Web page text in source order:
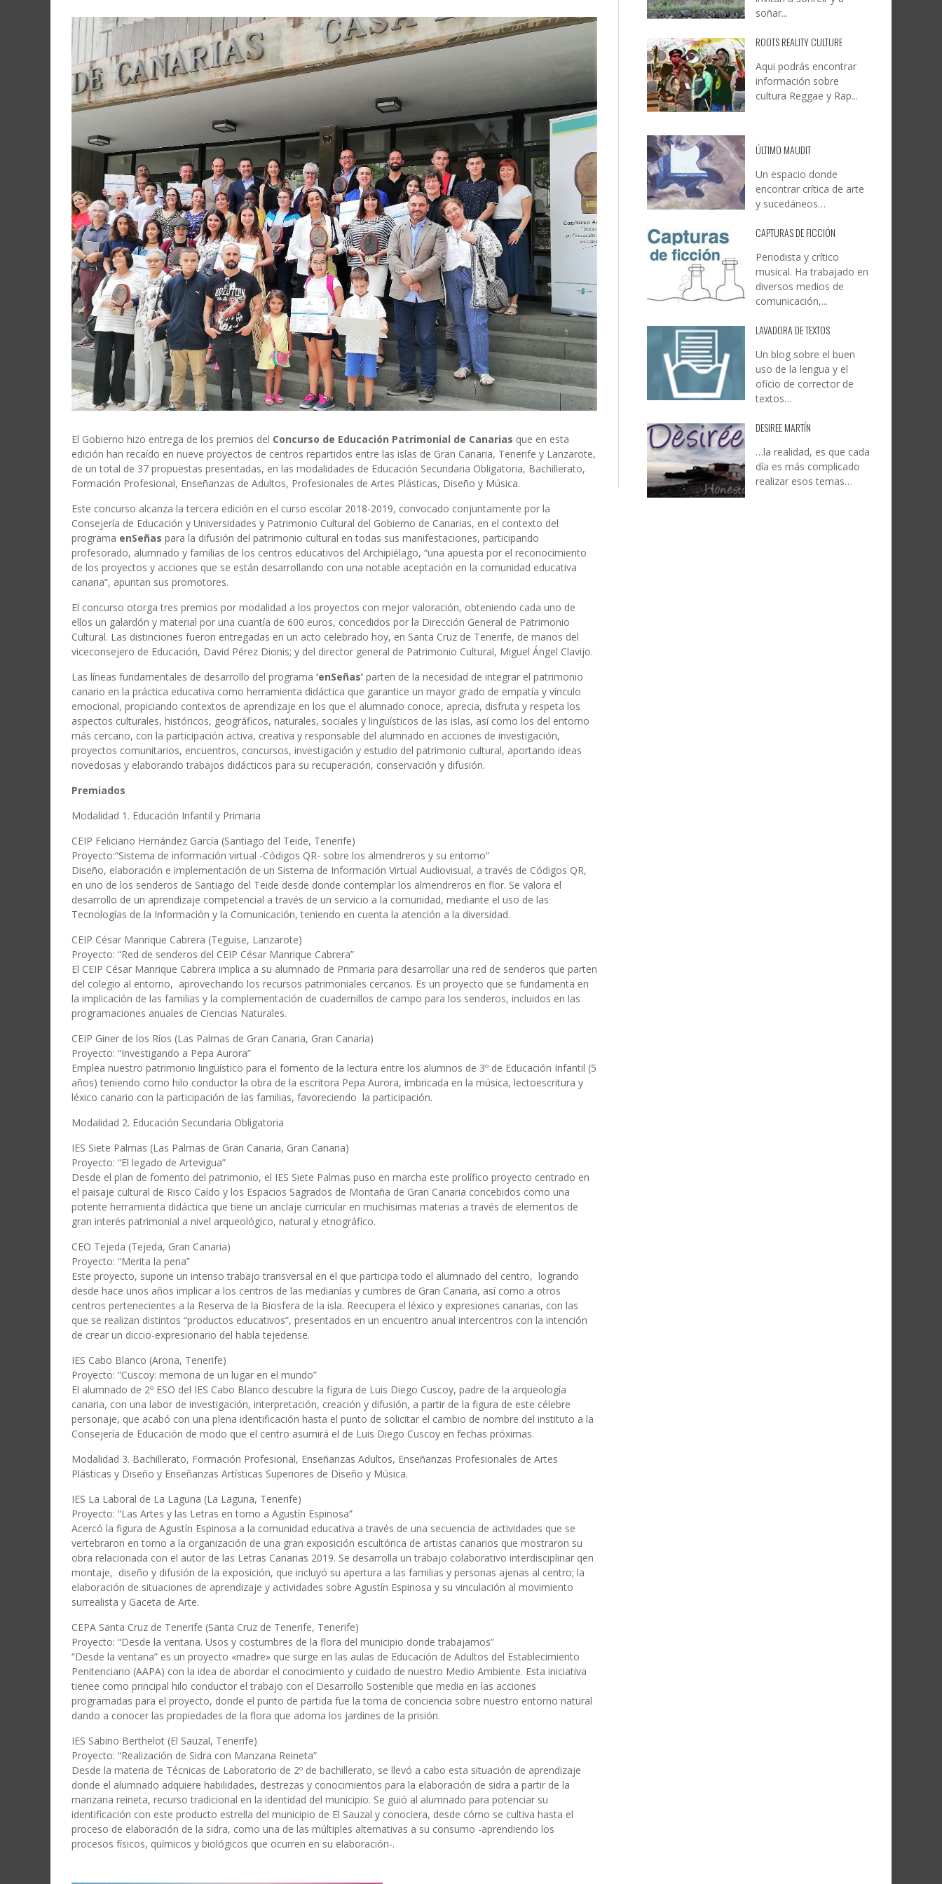
El Gobierno hizo entrega de los premios del Concurso de Educación Patrimonial de Canarias que en esta
edición han recaído en nueve proyectos de centros repartidos entre las islas de Gran Canaria, Tenerife y Lanzarote,
de un total de 37 propuestas presentadas, en las modalidades de Educación Secundaria Obligatoria, Bachillerato,
Formación Profesional, Enseñanzas de Adultos, Profesionales de Artes Plásticas, Diseño y Música.
Este concurso alcanza la tercera edición en el curso escolar 2018-2019, convocado conjuntamente por la
Consejería de Educación y Universidades y Patrimonio Cultural del Gobierno de Canarias, en el contexto del
programa enSeñas para la difusión del patrimonio cultural en todas sus manifestaciones, participando
profesorado, alumnado y familias de los centros educativos del Archipiélago, “una apuesta por el reconocimiento
de los proyectos y acciones que se están desarrollando con una notable aceptación en la comunidad educativa
canaria”, apuntan sus promotores.
El concurso otorga tres premios por modalidad a los proyectos con mejor valoración, obteniendo cada uno de
ellos un galardón y material por una cuantía de 600 euros, concedidos por la Dirección General de Patrimonio
Cultural. Las distinciones fueron entregadas en un acto celebrado hoy, en Santa Cruz de Tenerife, de manos del
viceconsejero de Educación, David Pérez Dionis; y del director general de Patrimonio Cultural, Miguel Ángel Clavijo.
Las líneas fundamentales de desarrollo del programa ‘enSeñas’ parten de la necesidad de integrar el patrimonio
canario en la práctica educativa como herramienta didáctica que garantice un mayor grado de empatía y vínculo
emocional, propiciando contextos de aprendizaje en los que el alumnado conoce, aprecia, disfruta y respeta los
aspectos culturales, históricos, geográficos, naturales, sociales y lingüísticos de las islas, así como los del entorno
más cercano, con la participación activa, creativa y responsable del alumnado en acciones de investigación,
proyectos comunitarios, encuentros, concursos, investigación y estudio del patrimonio cultural, aportando ideas
novedosas y elaborando trabajos didácticos para su recuperación, conservación y difusión.
Premiados
Modalidad 1. Educación Infantil y Primaria
CEIP Feliciano Hernández García (Santiago del Teide, Tenerife)
Proyecto:“Sistema de información virtual -Códigos QR- sobre los almendreros y su entorno”
Diseño, elaboración e implementación de un Sistema de Información Virtual Audiovisual, a través de Códigos QR,
en uno de los senderos de Santiago del Teide desde donde contemplar los almendreros en flor. Se valora el
desarrollo de un aprendizaje competencial a través de un servicio a la comunidad, mediante el uso de las
Tecnologías de la Información y la Comunicación, teniendo en cuenta la atención a la diversidad.
CEIP César Manrique Cabrera (Teguise, Lanzarote)
Proyecto: “Red de senderos del CEIP César Manrique Cabrera”
El CEIP César Manrique Cabrera implica a su alumnado de Primaria para desarrollar una red de senderos que parten
del colegio al entorno, aprovechando los recursos patrimoniales cercanos. Es un proyecto que se fundamenta en
la implicación de las familias y la complementación de cuadernillos de campo para los senderos, incluidos en las
programaciones anuales de Ciencias Naturales.
CEIP Giner de los Ríos (Las Palmas de Gran Canaria, Gran Canaria)
Proyecto: “Investigando a Pepa Aurora”
Emplea nuestro patrimonio lingüístico para el fomento de la lectura entre los alumnos de 3º de Educación Infantil (5
años) teniendo como hilo conductor la obra de la escritora Pepa Aurora, imbricada en la música, lectoescritura y
léxico canario con la participación de las familias, favoreciendo la participación.
Modalidad 2. Educación Secundaria Obligatoria
IES Siete Palmas (Las Palmas de Gran Canaria, Gran Canaria)
Proyecto: “El legado de Artevigua”
Desde el plan de fomento del patrimonio, el IES Siete Palmas puso en marcha este prolífico proyecto centrado en
el paisaje cultural de Risco Caído y los Espacios Sagrados de Montaña de Gran Canaria concebidos como una
potente herramienta didáctica que tiene un anclaje curricular en muchísimas materias a través de elementos de
gran interés patrimonial a nivel arqueológico, natural y etnográfico.
CEO Tejeda (Tejeda, Gran Canaria)
Proyecto: “Merita la pena”
Este proyecto, supone un intenso trabajo transversal en el que participa todo el alumnado del centro, logrando
desde hace unos años implicar a los centros de las medianías y cumbres de Gran Canaria, así como a otros
centros pertenecientes a la Reserva de la Biosfera de la isla. Reecupera el léxico y expresiones canarias, con las
que se realizan distintos “productos educativos”, presentados en un encuentro anual intercentros con la intención
de crear un diccio-expresionario del habla tejedense.
IES Cabo Blanco (Arona, Tenerife)
Proyecto: “Cuscoy: memoria de un lugar en el mundo”
El alumnado de 2º ESO del IES Cabo Blanco descubre la figura de Luis Diego Cuscoy, padre de la arqueología
canaria, con una labor de investigación, interpretación, creación y difusión, a partir de la figura de este célebre
personaje, que acabó con una plena identificación hasta el punto de solicitar el cambio de nombre del instituto a la
Consejería de Educación de modo que el centro asumirá el de Luis Diego Cuscoy en fechas próximas.
Modalidad 3. Bachillerato, Formación Profesional, Enseñanzas Adultos, Enseñanzas Profesionales de Artes
Plásticas y Diseño y Enseñanzas Artísticas Superiores de Diseño y Música.
IES La Laboral de La Laguna (La Laguna, Tenerife)
Proyecto: “Las Artes y las Letras en torno a Agustín Espinosa”
Acercó la figura de Agustín Espinosa a la comunidad educativa a través de una secuencia de actividades que se
vertebraron en torno a la organización de una gran exposición escultórica de artistas canarios que mostraron su
obra relacionada con el autor de las Letras Canarias 2019. Se desarrolla un trabajo colaborativo interdisciplinar qen
montaje, diseño y difusión de la exposición, que incluyó su apertura a las familias y personas ajenas al centro; la
elaboración de situaciones de aprendizaje y actividades sobre Agustín Espinosa y su vinculación al movimiento
surrealista y Gaceta de Arte.
CEPA Santa Cruz de Tenerife (Santa Cruz de Tenerife, Tenerife)
Proyecto: “Desde la ventana. Usos y costumbres de la flora del municipio donde trabajamos”
“Desde la ventana” es un proyecto «madre» que surge en las aulas de Educación de Adultos del Establecimiento
Penitenciario (AAPA) con la idea de abordar el conocimiento y cuidado de nuestro Medio Ambiente. Esta iniciativa
tienee como principal hilo conductor el trabajo con el Desarrollo Sostenible que media en las acciones
programadas para el proyecto, donde el punto de partida fue la toma de conciencia sobre nuestro entorno natural
dando a conocer las propiedades de la flora que adorna los jardines de la prisión.
IES Sabino Berthelot (El Sauzal, Tenerife)
Proyecto: “Realización de Sidra con Manzana Reineta”
Desde la materia de Técnicas de Laboratorio de 2º de bachillerato, se llevó a cabo esta situación de aprendizaje
donde el alumnado adquiere habilidades, destrezas y conocimientos para la elaboración de sidra a partir de la
manzana reineta, recurso tradicional en la identidad del municipio. Se guió al alumnado para potenciar su
identificación con este producto estrella del municipio de El Sauzal y conociera, desde cómo se cultiva hasta el
proceso de elaboración de la sidra, como una de las múltiples alternativas a su consumo -aprendiendo los
procesos físicos, químicos y biológicos que ocurren en su elaboración-.
soñar...
ROOTS REALITY CULTURE
Aqui podrás encontrar
información sobre
cultura Reggae y Rap...
ÚLTIMO MAUDIT
Un espacio donde
encontrar crítica de arte
y sucedáneos…
CAPTURAS DE FICCIÓN
Periodista y crítico
musical. Ha trabajado en
diversos medios de
comunicación,...
LAVADORA DE TEXTOS
Un blog sobre el buen
uso de la lengua y el
oficio de corrector de
textos…
DESIREE MARTÍN
…la realidad, es que cada
día es más complicado
realizar esos temas…